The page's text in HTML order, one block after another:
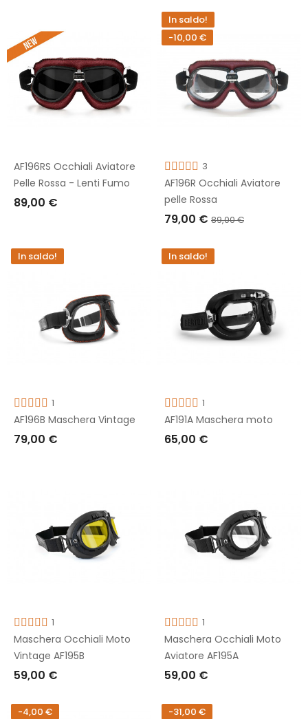
AF196RS Occhiali Aviatore
Pelle Rossa - Lenti Fumo
89,00 €
In saldo!
-10,00 €
3
AF196R Occhiali Aviatore
pelle Rossa
79,00 € 89,00 €
AGGIUNGI AL CARRELLO
In saldo!
1
AF196B Maschera Vintage
79,00 €
In saldo!
1
AF191A Maschera moto
65,00 €
1
Maschera Occhiali Moto
Vintage AF195B
59,00 €
AGGIUNGI AL CARRELLO
1
Maschera Occhiali Moto
Aviatore AF195A
59,00 €
AGGIUNGI AL CARRELLO
-4,00 € -31,00 €